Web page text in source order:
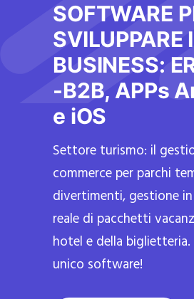
SOFTWARE
SVILUPPARE
BUSINESS:
-B2B, APPs
e iOS
Settore turismo: il
commerce per parchi
divertimenti, gestione
reale di pacchetti
hotel e della
unico software!